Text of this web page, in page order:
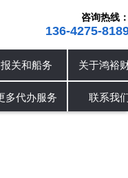
咨询热线
136-4275-
关于鸿裕财税
联系我们
新闻资
办理出口权